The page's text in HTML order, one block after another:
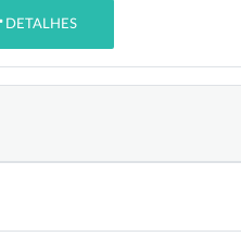
DETALHES